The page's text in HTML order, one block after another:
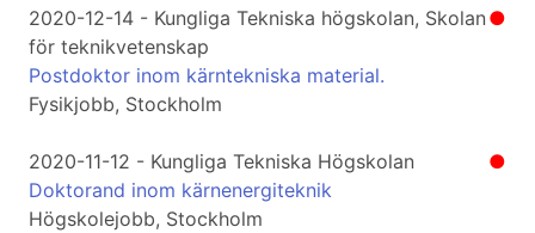
●
2020-12-14 - Kungliga Tekniska högskolan, Skolan
för teknikvetenskap
Postdoktor inom kärntekniska material.
Fysikjobb, Stockholm
●
2020-11-12 - Kungliga Tekniska Högskolan
Doktorand inom kärnenergiteknik
Högskolejobb, Stockholm